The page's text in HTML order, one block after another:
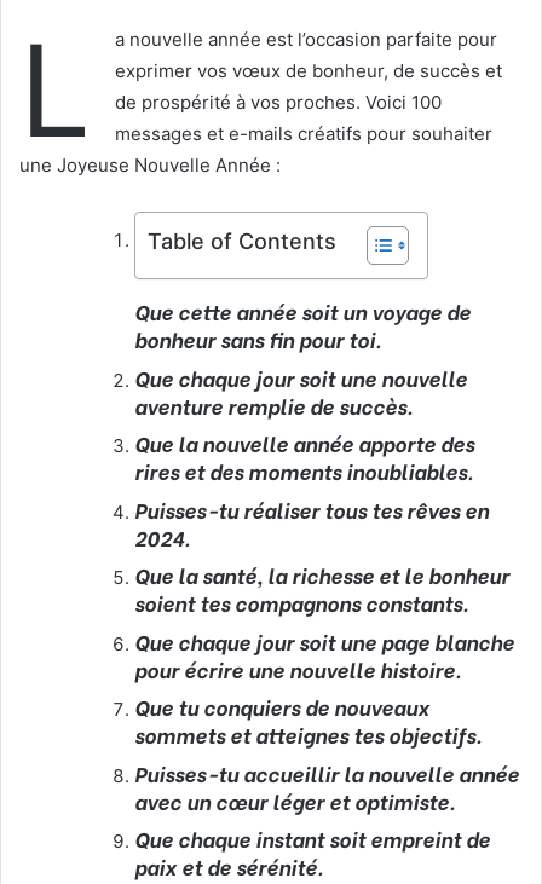
L
a nouvelle année est l’occasion parfaite pour
exprimer vos vœux de bonheur, de succès et
de prospérité à vos proches. Voici 100
messages et e-mails créatifs pour souhaiter
une Joyeuse Nouvelle Année :
Table of Contents
Que cette année soit un voyage de
bonheur sans fin pour toi.
Que chaque jour soit une nouvelle
aventure remplie de succès.
Que la nouvelle année apporte des
rires et des moments inoubliables.
Puisses-tu réaliser tous tes rêves en
2024.
Que la santé, la richesse et le bonheur
soient tes compagnons constants.
Que chaque jour soit une page blanche
pour écrire une nouvelle histoire.
Que tu conquiers de nouveaux
sommets et atteignes tes objectifs.
Puisses-tu accueillir la nouvelle année
avec un cœur léger et optimiste.
Que chaque instant soit empreint de
paix et de sérénité.